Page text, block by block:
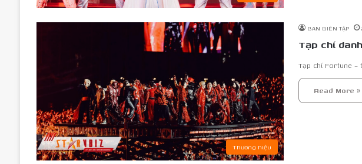
Thương hiệu
BAN BIÊN TẬP
Tạp chí
Tạp chí Fortune –
Read More »